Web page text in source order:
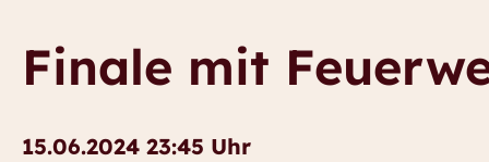
Finale mit
15.06.2024 23:45 Uhr